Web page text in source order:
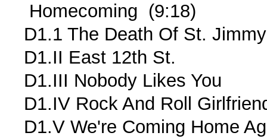
Homecoming (9:18)
D1.1 The Death Of St.
D1.II East 12th St.
D1.III Nobody Likes You
D1.IV Rock And Roll
D1.V We're Coming Home